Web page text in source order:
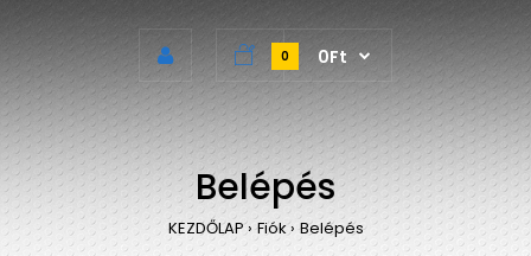
0 0Ft
Belépés
KEZDŐLAP Fiók Belépés